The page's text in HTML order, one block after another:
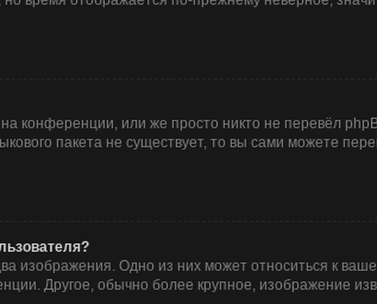
конференции, или же просто никто не перевёл
пакета не существует, то вы сами можете
изображения. Одно из них может относиться к
Другое, обычно более крупное, изображение